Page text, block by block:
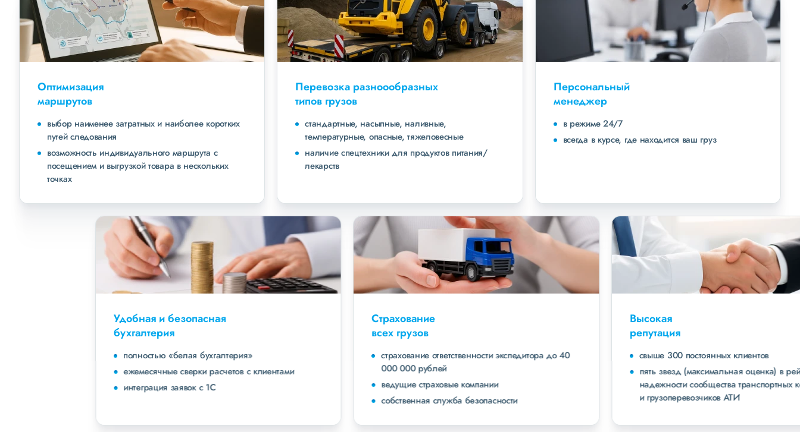
Оптимизация
маршрутов
выбор наименее затратных и наиболее коротких
путей следования
возможность индивидуального маршрута с
посещением и выгрузкой товара в нескольких
точках
Перевозка разноообразных
типов грузов
стандартные, насыпные, наливные,
температурные, опасные, тяжеловесные
наличие спецтехники для продуктов питания/
лекарств
Персональный
менеджер
в режиме 24/7
всегда в курсе, где находится ваш груз
Удобная и безопасная
полностью «белая бухгалтерия»
ежемесячные сверки расчетов с клиентами
интеграция заявок с 1С
страхование ответственности экспедитора до 40
ведущие страховые компании
собственная служба безопасности
свыше 300 постоянных клиентов
пять звезд (максимальная оценка) в рейтинге
надежности сообщества транспортных компаний
и грузоперевозчиков АТИ